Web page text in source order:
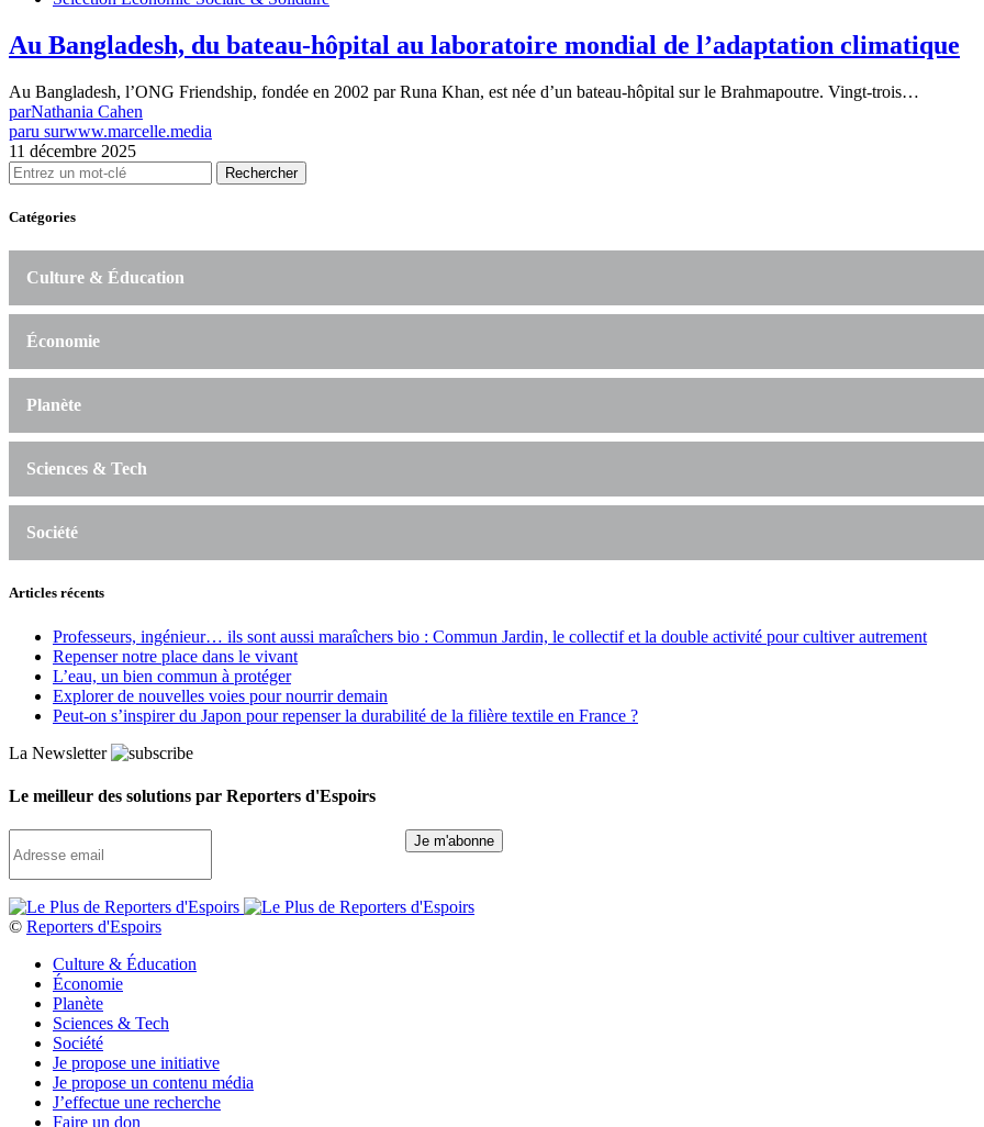
Au Bangladesh, du bateau-hôpital au laboratoire mondial de l’adaptation climatique
Au Bangladesh, l’ONG Friendship, fondée en 2002 par Runa Khan, est née d’un bateau-hôpital sur le Brahmapoutre. Vingt-trois…
parNathania Cahen
paru surwww.marcelle.media
11 décembre 2025
Rechercher
Catégories
Culture & Éducation
Économie
Planète
Sciences & Tech
Société
Articles récents
Professeurs, ingénieur… ils sont aussi maraîchers bio : Commun Jardin, le collectif et la double activité pour cultiver autrement
Repenser notre place dans le vivant
L’eau, un bien commun à protéger
Explorer de nouvelles voies pour nourrir demain
Peut‑on s’inspirer du Japon pour repenser la durabilité de la filière textile en France ?
La Newsletter
Le meilleur des solutions par Reporters d'Espoirs
© Reporters d'Espoirs
Culture & Éducation
Économie
Planète
Sciences & Tech
Société
Je propose une initiative
Je propose un contenu média
J’effectue une recherche
Faire un don